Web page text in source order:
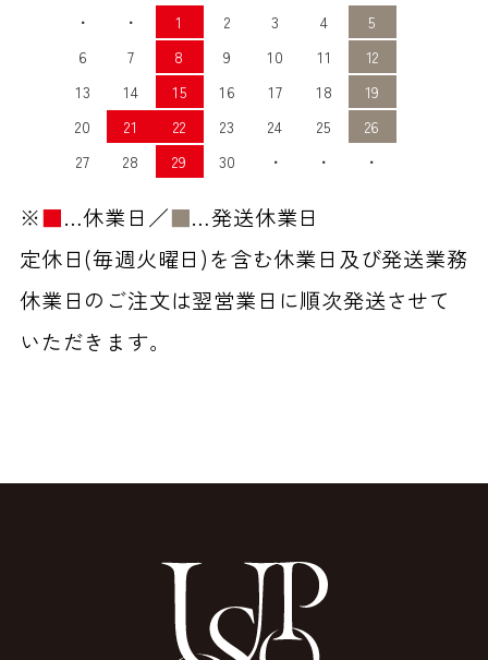
・
・ 1 2 3 4
5
6
7 8 9 10 11
12
13
14 15 16 17 18
19
20
21 22 23 24 25
26
27
28 29 30 ・ ・ ・
※■…休業日／■…発送休業日
定休日(毎週火曜日)を含む休業日及び発送業務
休業日のご注文は翌営業日に順次発送させて
いただきます。